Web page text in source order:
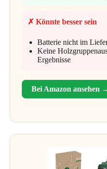
✗ Könnte besser sein
Batterie nicht im
Keine
Ergebnisse
Bei Amazon ansehen